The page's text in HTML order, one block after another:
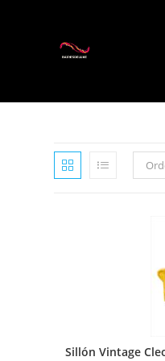
Sillón Vintage